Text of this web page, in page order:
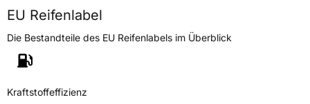
EPREL ID586732
Allgemeine Produktsicherheit (GPSR)
EU Reifenlabel
Die Bestandteile des EU Reifenlabels im Überblick
Kraftstoffeffizienz